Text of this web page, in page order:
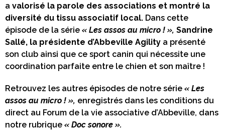
a valorisé la parole des associations et montré la
diversité du tissu associatif local. Dans cette
épisode de la série « Les assos au micro ! », Sandrine
Sallé, la présidente d’Abbeville Agility a présenté
son club ainsi que ce sport canin qui nécessite une
coordination parfaite entre le chien et son maître !
Retrouvez les autres épisodes de notre série « Les
assos au micro ! », enregistrés dans les conditions du
direct au Forum de la vie associative d’Abbeville, dans
notre rubrique « Doc sonore ».